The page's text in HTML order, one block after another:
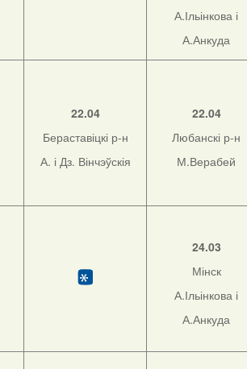
А.Ільінкова і
А.Анкуда
22.04
Бераставіцкі р-н
А. і Дз. Вінчэўскія
22.04
Любанскі р-н
М.Верабей
24.03
Мінск
А.Ільінкова і
А.Анкуда